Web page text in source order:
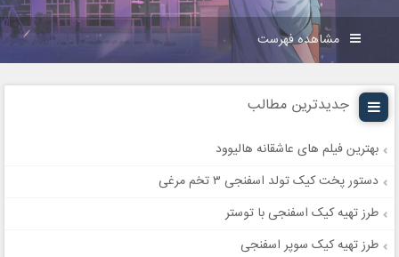
مشاهده فهرست
جدیدترین مطالب
بهترین فیلم های عاشقانه هالیوود
دستور پخت کیک تولد اسفنجی ۳ تخم مرغی
طرز تهیه کیک اسفنجی با توستر
طرز تهیه کیک سوپر اسفنجی